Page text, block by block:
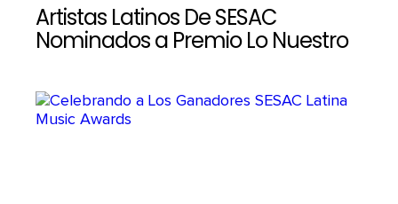
Artistas Latinos De SESAC
Nominados a Premio Lo Nuestro